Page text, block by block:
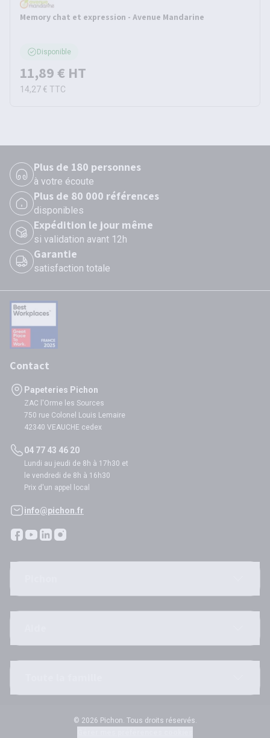
Memory chat et expression - Avenue Mandarine
Disponible
11,89 € HT
14,27 € TTC
Plus de 180 personnes
à votre écoute
Plus de 80 000 références
disponibles
Expédition le jour même
si validation avant 12h
Garantie
satisfaction totale
Contact
Papeteries Pichon
ZAC l'Orme les Sources
750 rue Colonel Louis Lemaire
42340 VEAUCHE cedex
04 77 43 46 20
Lundi au jeudi de 8h à 17h30 et
le vendredi de 8h à 16h30
Prix d'un appel local
info@pichon.fr
© 2026 Pichon. Tous droits réservés.